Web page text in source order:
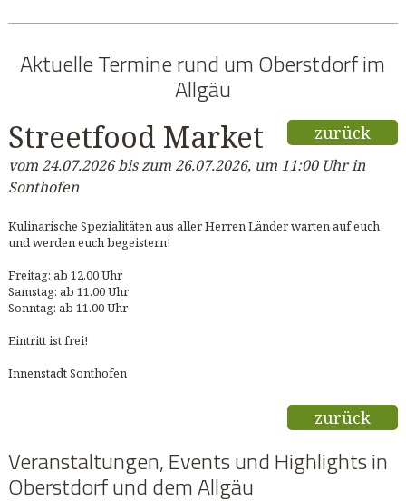
Aktuelle Termine rund um Oberstdorf im
Allgäu
zurück
Streetfood Market
vom 24.07.2026 bis zum 26.07.2026, um 11:00 Uhr in
Sonthofen
Kulinarische Spezialitäten aus aller Herren Länder warten auf euch
und werden euch begeistern!
Freitag: ab 12.00 Uhr
Samstag: ab 11.00 Uhr
Sonntag: ab 11.00 Uhr
Eintritt ist frei!
Innenstadt Sonthofen
zurück
Veranstaltungen, Events und Highlights in
Oberstdorf und dem Allgäu